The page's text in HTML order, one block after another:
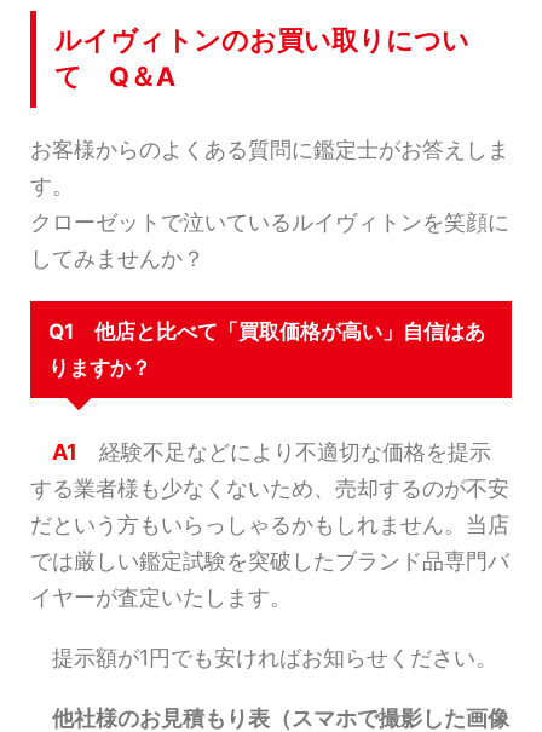
ルイヴィトンのお買い取りについ
て Q＆A
お客様からのよくある質問に鑑定士がお答えしま
す。
クローゼットで泣いているルイヴィトンを笑顔に
してみませんか？
Q1 他店と比べて「買取価格が高い」自信はあ
りますか？
A1 経験不足などにより不適切な価格を提示
する業者様も少なくないため、売却するのが不安
だという方もいらっしゃるかもしれません。当店
では厳しい鑑定試験を突破したブランド品専門バ
イヤーが査定いたします。
提示額が1円でも安ければお知らせください。
他社様のお見積もり表（スマホで撮影した画像